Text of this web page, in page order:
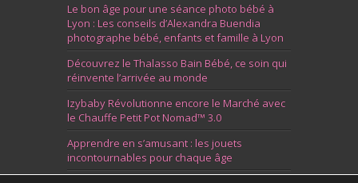
Le bon âge pour une séance photo bébé à
Lyon : Les conseils d’Alexandra Buendia
photographe bébé, enfants et famille à Lyon
Découvrez le Thalasso Bain Bébé, ce soin qui
réinvente l’arrivée au monde
Izybaby Révolutionne encore le Marché avec
le Chauffe Petit Pot Nomad™ 3.0
Apprendre en s’amusant : les jouets
incontournables pour chaque âge